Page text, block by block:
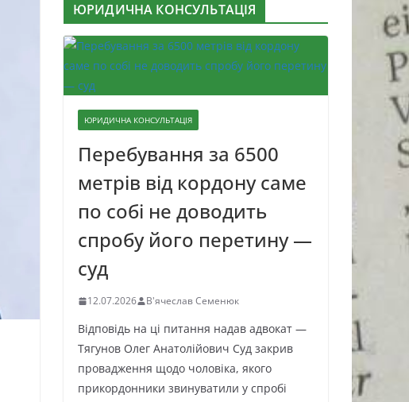
ЮРИДИЧНА КОНСУЛЬТАЦІЯ
ЮРИДИЧНА КОНСУЛЬТАЦІЯ
Перебування за 6500
метрів від кордону саме
по собі не доводить
спробу його перетину —
суд
12.07.2026 В'ячеслав Семенюк
Відповідь на ці питання надав адвокат —
Тягунов Олег Анатолійович Суд закрив
провадження щодо чоловіка, якого
прикордонники звинуватили у спробі